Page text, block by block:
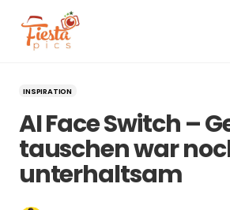
INSPIRATION
AI Face Switch –
tauschen war
unterhaltsam